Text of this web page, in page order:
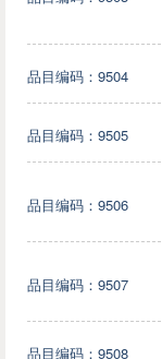
品目编码：9504
品目编码：9505
品目编码：9506
品目编码：9507
品目编码：9508